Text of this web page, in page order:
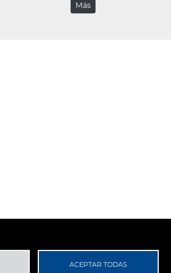
Más
ACEPTAR TODAS